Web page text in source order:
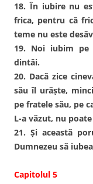
18. În iubire nu
frica, pentru că
teme nu este
19. Noi iubim pe
dintâi.
20. Dacă zice
său îl urăşte,
pe fratele său, pe
L-a văzut, nu
21. Şi această
Dumnezeu să
Capitolul 5